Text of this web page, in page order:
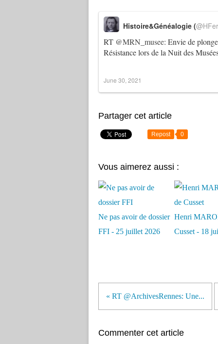
RT @MRN_musee: Envie de
Résistance lors de la Nuit des
Histoire&Généalogie (
June 30, 2021
Partager cet article
Repost 0
Vous aimerez aussi :
Ne pas avoir de dossier
FFI - 25 juillet 2026
Henri
Cusset - 18
« RT @ArchivesRennes: Une...
Commenter cet article